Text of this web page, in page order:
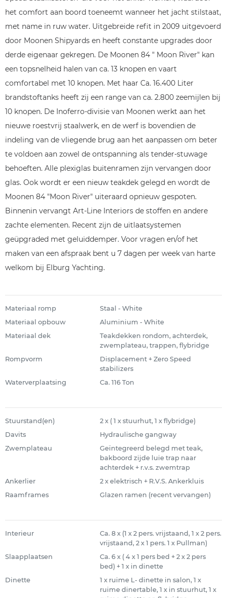
het comfort aan boord toeneemt wanneer het jacht stilstaat,
met name in ruw water. Uitgebreide refit in 2009 uitgevoerd
door Moonen Shipyards en heeft constante upgrades door
derde eigenaar gekregen. De Moonen 84 " Moon River" kan
een topsnelheid halen van ca. 13 knopen en vaart
comfortabel met 10 knopen. Met haar Ca. 16.400 Liter
brandstoftanks heeft zij een range van ca. 2.800 zeemijlen bij
10 knopen. De Inoferro-divisie van Moonen werkt aan het
nieuwe roestvrij staalwerk, en de werf is bovendien de
indeling van de vliegende brug aan het aanpassen om beter
te voldoen aan zowel de ontspanning als tender-stuwage
behoeften. Alle plexiglas buitenramen zijn vervangen door
glas. Ook wordt er een nieuw teakdek gelegd en wordt de
Moonen 84 "Moon River" uiteraard opnieuw gespoten.
Binnenin vervangt Art-Line Interiors de stoffen en andere
zachte elementen. Recent zijn de uitlaatsystemen
geüpgraded met geluiddemper. Voor vragen en/of het
maken van een afspraak bent u 7 dagen per week van harte
welkom bij Elburg Yachting.
Materiaal romp
Staal - White
Materiaal opbouw
Aluminium - White
Materiaal dek
Teakdekken rondom, achterdek,
zwemplateau, trappen, flybridge
Rompvorm
Displacement + Zero Speed
stabilizers
Waterverplaatsing
Ca. 116 Ton
Stuurstand(en)
2 x ( 1 x stuurhut, 1 x flybridge)
Davits
Hydraulische gangway
Zwemplateau
Geïntegreerd belegd met teak,
bakboord zijde luie trap naar
achterdek + r.v.s. zwemtrap
Ankerlier
2 x elektrisch + R.V.S. Ankerkluis
Raamframes
Glazen ramen (recent vervangen)
Interieur
Ca. 8 x (1 x 2 pers. vrijstaand, 1 x 2 pers.
vrijstaand, 2 x 1 pers. 1 x Pullman)
Slaapplaatsen
Ca. 6 x ( 4 x 1 pers bed + 2 x 2 pers
bed) + 1 x in dinette
Dinette
1 x ruime L- dinette in salon, 1 x
ruime dinertable, 1 x in stuurhut, 1 x